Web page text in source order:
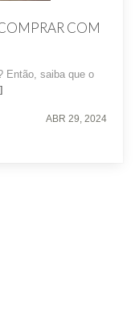
COM
Então, saiba que o
ABR 29, 2024